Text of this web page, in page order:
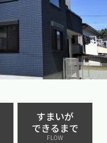
すまいが
できるまで
FLOW